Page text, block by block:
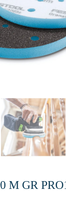
M GR